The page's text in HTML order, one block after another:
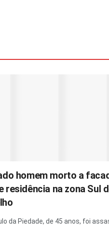
homem morto a
residência na zona Sul
da Piedade, de 45 anos, foi